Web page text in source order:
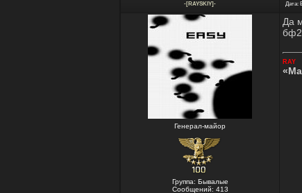
-[RAYSKIY]- Дата:
Генерал-майор
Группа: Бывалые
Сообщений: 413
Да
бф2
RAY